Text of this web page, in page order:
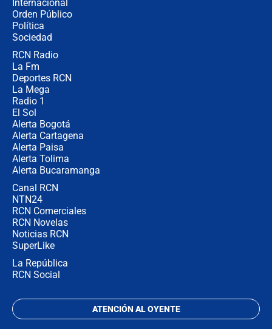
Internacional
Orden Público
Política
Sociedad
RCN Radio
La Fm
Deportes RCN
La Mega
Radio 1
El Sol
Alerta Bogotá
Alerta Cartagena
Alerta Paisa
Alerta Tolima
Alerta Bucaramanga
Canal RCN
NTN24
RCN Comerciales
RCN Novelas
Noticias RCN
SuperLike
La República
RCN Social
ATENCIÓN AL OYENTE